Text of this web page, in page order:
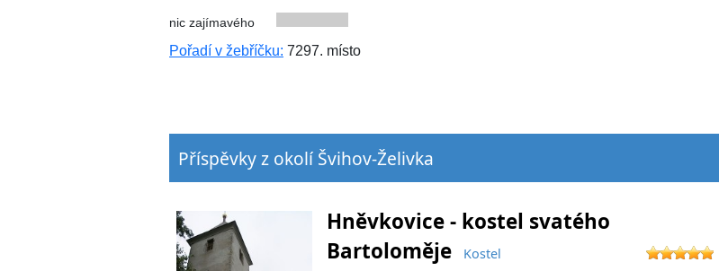
nic zajímavého
Pořadí v žebříčku: 7297. místo
Příspěvky z okolí Švihov-Želivka
Hněvkovice - kostel svatého
Bartoloměje
Kostel